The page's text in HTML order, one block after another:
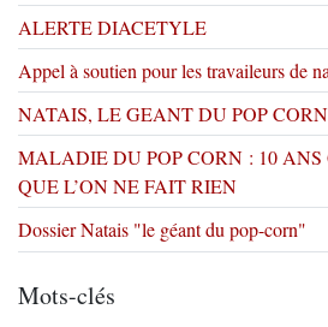
ALERTE DIACETYLE
Appel à soutien pour les travaileurs de
NATAIS, LE GEANT DU POP CORN
MALADIE DU POP CORN : 10 ANS
QUE L’ON NE FAIT RIEN
Dossier Natais "le géant du pop-corn"
Mots-clés